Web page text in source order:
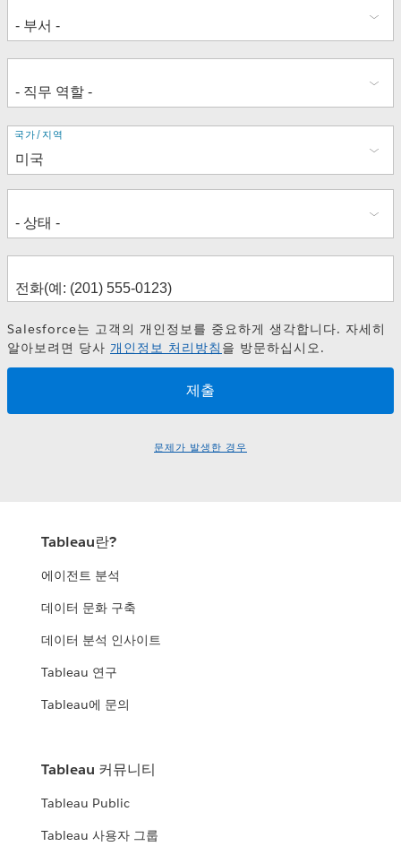
주
소
국가/지역
Salesforce는 고객의 개인정보를 중요하게 생각합니다. 자세히
알아보려면 당사 개인정보 처리방침 을 방문하십시오.
문제가 발생한 경우
Tableau란?
에이전트 분석
데이터 문화 구축
데이터 분석 인사이트
Tableau 연구
Tableau에 문의
Tableau 커뮤니티
Tableau Public
Tableau 사용자 그룹